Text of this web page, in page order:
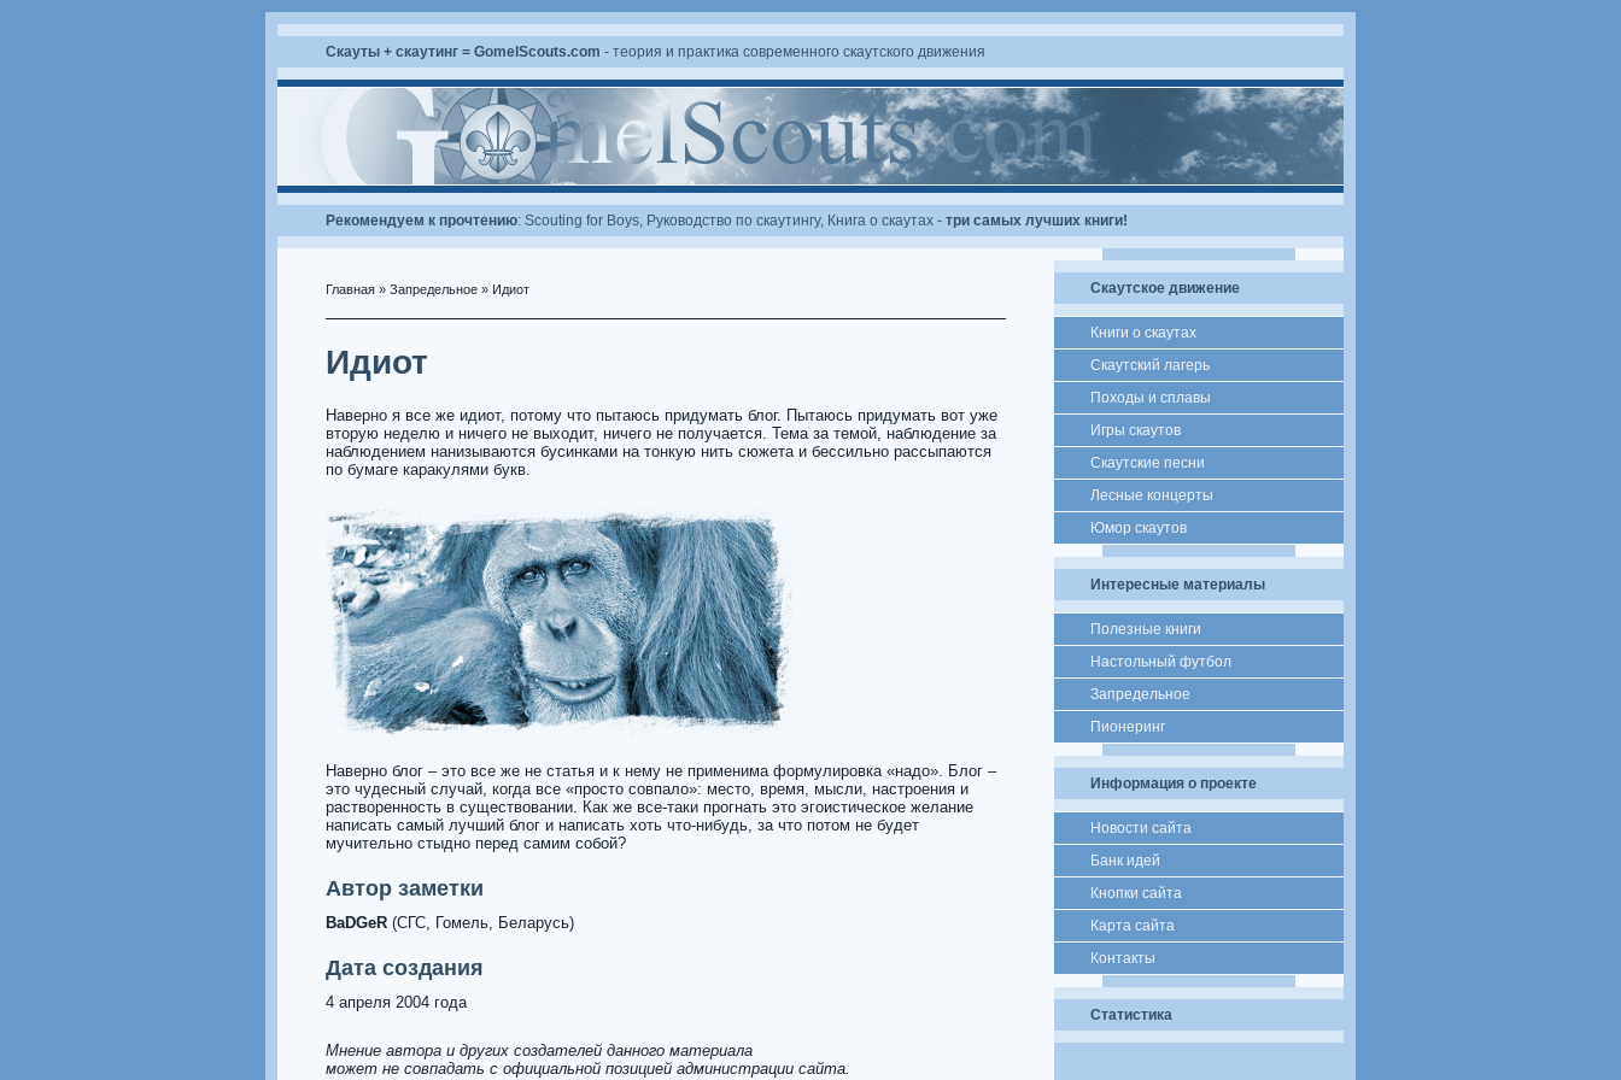
Скауты + скаутинг = GomelScouts.com - теория и практика современного скаутского движения
Рекомендуем к прочтению: Scouting for Boys, Руководство по скаутингу, Книга о скаутах - три самых лучших книги!
Главная » Запредельное » Идиот
Идиот
Наверно я все же идиот, потому что пытаюсь придумать блог. Пытаюсь придумать вот уже
вторую неделю и ничего не выходит, ничего не получается. Тема за темой, наблюдение за
наблюдением нанизываются бусинками на тонкую нить сюжета и бессильно рассыпаются
по бумаге каракулями букв.
Наверно блог – это все же не статья и к нему не применима формулировка «надо». Блог –
это чудесный случай, когда все «просто совпало»: место, время, мысли, настроения и
растворенность в существовании. Как же все-таки прогнать это эгоистическое желание
написать самый лучший блог и написать хоть что-нибудь, за что потом не будет
мучительно стыдно перед самим собой?
Автор заметки
BaDGeR (СГС, Гомель, Беларусь)
Дата создания
4 апреля 2004 года
Мнение автора и других создателей данного материала
может не совпадать с официальной позицией администрации сайта.
Скаутское движение
Книги о скаутах
Скаутский лагерь
Походы и сплавы
Игры скаутов
Скаутские песни
Лесные концерты
Юмор скаутов
Интересные материалы
Полезные книги
Настольный футбол
Запредельное
Пионеринг
Информация о проекте
Новости сайта
Банк идей
Кнопки сайта
Карта сайта
Контакты
Статистика